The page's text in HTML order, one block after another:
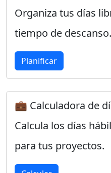
Organiza tus días
tiempo de descanso.
Planificar
💼 Calculadora de
Calcula los días
para tus proyectos.